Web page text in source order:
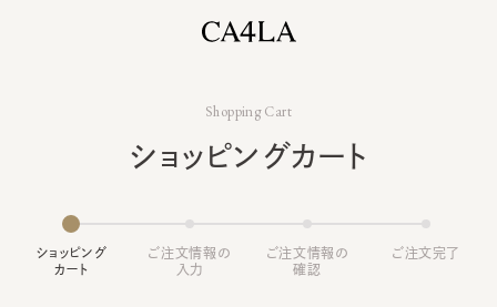
Shopping Cart
ショッピングカート
ショッピング
カート
ご注文情報の
入力
ご注文情報の
確認
ご注文完了